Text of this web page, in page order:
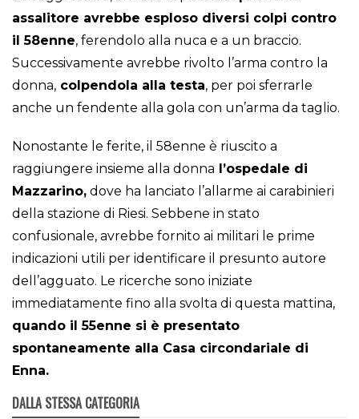
dall’aggressore, armato di pistola.
Il presunto
assalitore avrebbe esploso diversi colpi contro
il 58enne
, ferendolo alla nuca e a un braccio.
Successivamente avrebbe rivolto l’arma contro la
donna,
colpendola alla testa
, per poi sferrarle
Nonostante le ferite, il 58enne è riuscito a
raggiungere insieme alla donnal’ospedale di
Mazzarino,
dove ha lanciato l’allarme ai carabinieri
della stazione di Riesi. Sebbene in stato
confusionale, avrebbe fornito ai militari le prime
indicazioni utili per identificare il presunto autore
dell’agguato. Le ricerche sono iniziate
immediatamente fino alla svolta di questa mattina,
quando il 55enne si è presentato